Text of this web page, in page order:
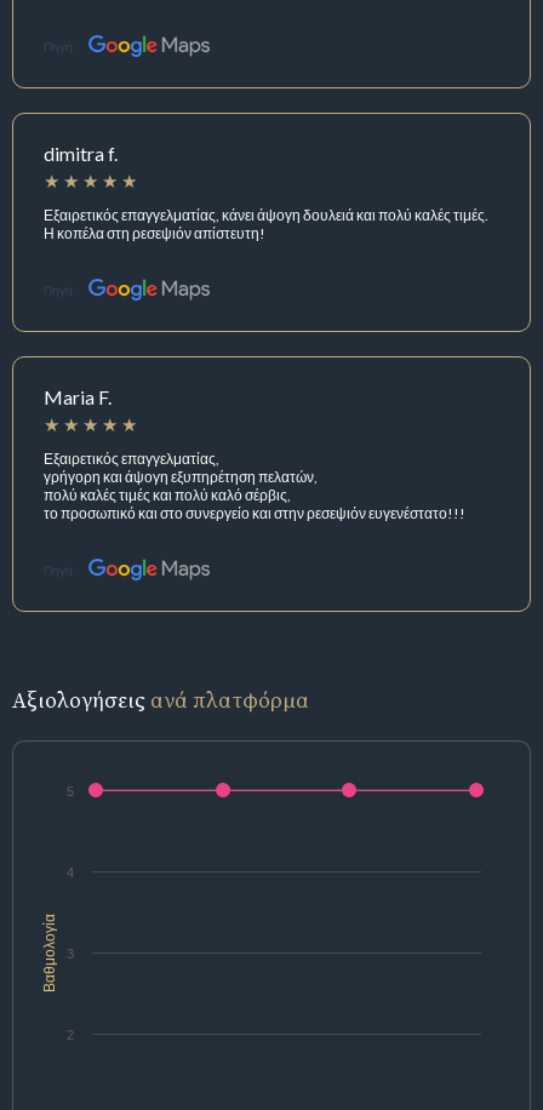
Πηγή:
dimitra f.
Εξαιρετικός επαγγελματίας, κάνει άψογη δουλειά και πολύ καλές τιμές.
Η κοπέλα στη ρεσεψιόν απίστευτη!
Πηγή:
Maria F.
Εξαιρετικός επαγγελματίας,
γρήγορη και άψογη εξυπηρέτηση πελατών,
πολύ καλές τιμές και πολύ καλό σέρβις,
το προσωπικό και στο συνεργείο και στην ρεσεψιόν ευγενέστατο!!!
Πηγή:
Αξιολογήσεις ανά πλατφόρμα
Βαθμολογία
2
3
4
5